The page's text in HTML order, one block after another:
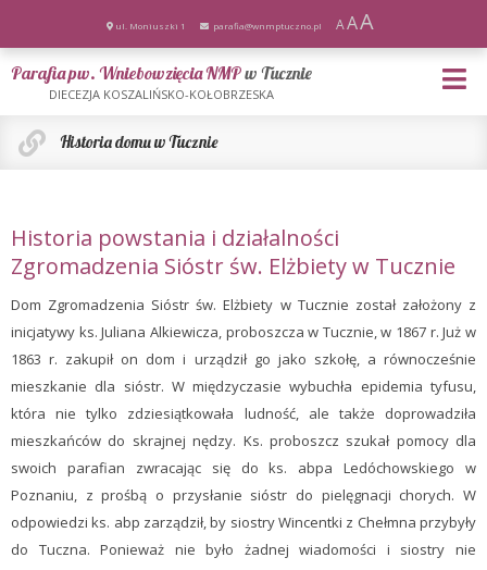
ul. Moniuszki 1 parafia@wnmptuczno.pl AAA
Historia domu w Tucznie
Historia powstania i działalności
Zgromadzenia Sióstr św. Elżbiety w Tucznie
Dom Zgromadzenia Sióstr św. Elżbiety w Tucznie został założony z
inicjatywy ks. Juliana Alkiewicza, proboszcza w Tucznie, w 1867 r. Już w
1863 r. zakupił on dom i urządził go jako szkołę, a równocześnie
mieszkanie dla sióstr. W międzyczasie wybuchła epidemia tyfusu,
która nie tylko zdziesiątkowała ludność, ale także doprowadziła
mieszkańców do skrajnej nędzy. Ks. proboszcz szukał pomocy dla
swoich parafian zwracając się do ks. abpa Ledóchowskiego w
Poznaniu, z prośbą o przysłanie sióstr do pielęgnacji chorych. W
odpowiedzi ks. abp zarządził, by siostry Wincentki z Chełmna przybyły
do Tuczna. Ponieważ nie było żadnej wiadomości i siostry nie
Parafia pw. Wniebowzięcia NMPw Tucznie
DIECEZJA KOSZALIŃSKO-KOŁOBRZESKA